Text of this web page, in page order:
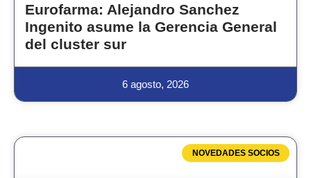
Eurofarma: Alejandro Sanchez
Ingenito asume la Gerencia General
del cluster sur
6 agosto, 2026
NOVEDADES SOCIOS